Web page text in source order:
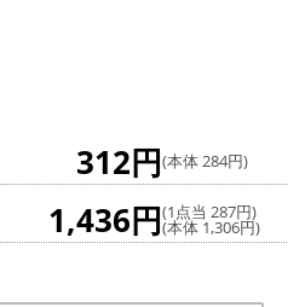
312円(本体 284円)
1,436円(1点当 287円)
(本体 1,306円)